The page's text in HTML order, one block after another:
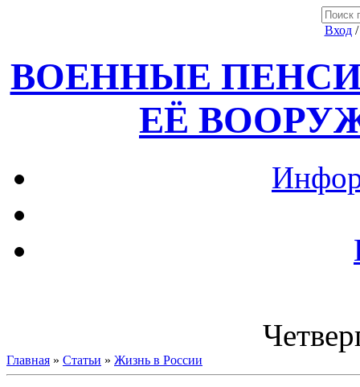
Вход
ВОЕННЫЕ
ЕЁ
Главная » Статьи » Жизнь в России